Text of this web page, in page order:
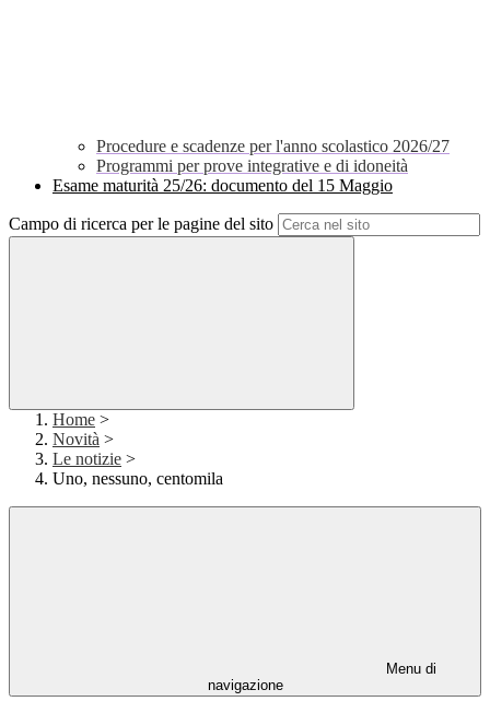
Procedure e scadenze per l'anno scolastico 2026/27
Programmi per prove integrative e di idoneità
Esame maturità 25/26: documento del 15 Maggio
Campo di ricerca per le pagine del sito
Home >
Novità >
Le notizie >
Uno, nessuno, centomila
Menu di
navigazione